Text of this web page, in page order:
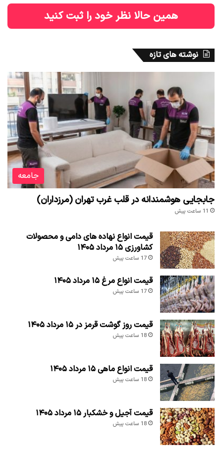
همین حالا نظر خود را ثبت کنید
نوشته های تازه
جامعه
جابجایی هوشمندانه در قلب غرب تهران (مرزداران)
11 ساعت پیش
قیمت انواع نهاده های دامی و محصولات
کشاورزی ۱۵ مرداد ۱۴۰۵
17 ساعت پیش
قیمت انواع مرغ ۱۵ مرداد ۱۴۰۵
17 ساعت پیش
قیمت روز گوشت قرمز در ۱۵ مرداد ۱۴۰۵
18 ساعت پیش
قیمت انواع ماهی ۱۵ مرداد ۱۴۰۵
18 ساعت پیش
قیمت آجیل و خشکبار ۱۵ مرداد ۱۴۰۵
18 ساعت پیش